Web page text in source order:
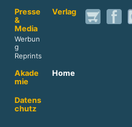
Presse
&
Media
Werbun
g
Reprints
Verlag
Akade
mie
Home
Datens
chutz